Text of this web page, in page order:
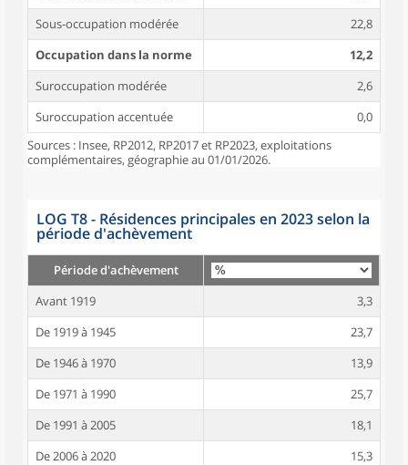
Sous-occupation modérée
22,8
Occupation dans la norme
12,2
Suroccupation modérée
2,6
Suroccupation accentuée
0,0
Sources : Insee, RP2012, RP2017 et RP2023, exploitations
complémentaires, géographie au 01/01/2026.
LOG T8 - Résidences principales en 2023 selon la
période d'achèvement
Période d'achèvement
Avant 1919
3,3
De 1919 à 1945
23,7
De 1946 à 1970
13,9
De 1971 à 1990
25,7
De 1991 à 2005
18,1
De 2006 à 2020
15,3